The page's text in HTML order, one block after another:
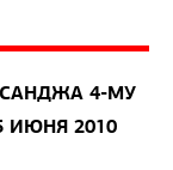
4-МУ
ИЮНЯ 2010